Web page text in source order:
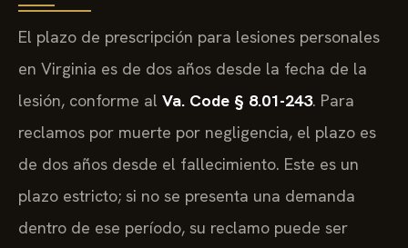
El plazo de prescripción para lesiones personales
en Virginia es de dos años desde la fecha de la
lesión, conforme al Va. Code § 8.01-243. Para
reclamos por muerte por negligencia, el plazo es
de dos años desde el fallecimiento. Este es un
plazo estricto; si no se presenta una demanda
dentro de ese período, su reclamo puede ser